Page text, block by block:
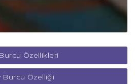
Özellikleri
Burcu Özelliği